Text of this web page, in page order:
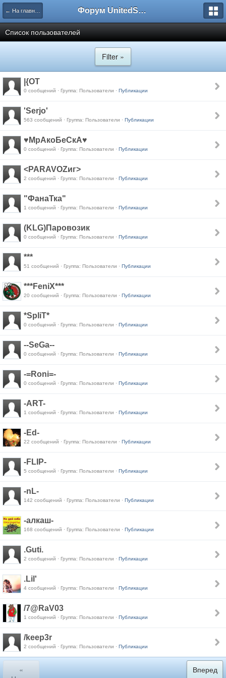
← На главную Форум UnitedSouth
Список пользователей
Filter »
|{OT
0 сообщений · Группа: Пользователи · Публикации
'Serjo'
563 сообщений · Группа: Пользователи · Публикации
♥МрАкоБеСкА♥
0 сообщений · Группа: Пользователи · Публикации
<PARAVOZиг>
2 сообщений · Группа: Пользователи · Публикации
"ФанаТка"
1 сообщений · Группа: Пользователи · Публикации
(KLG)Паровозик
0 сообщений · Группа: Пользователи · Публикации
***
51 сообщений · Группа: Пользователи · Публикации
***FeniX***
20 сообщений · Группа: Пользователи · Публикации
*SpliT*
0 сообщений · Группа: Пользователи · Публикации
--SeGa--
0 сообщений · Группа: Пользователи · Публикации
-=Roni=-
0 сообщений · Группа: Пользователи · Публикации
-ART-
1 сообщений · Группа: Пользователи · Публикации
-Ed-
22 сообщений · Группа: Пользователи · Публикации
-FLIP-
5 сообщений · Группа: Пользователи · Публикации
-nL-
142 сообщений · Группа: Пользователи · Публикации
-алкаш-
168 сообщений · Группа: Пользователи · Публикации
.Guti.
2 сообщений · Группа: Пользователи · Публикации
.Lil'
4 сообщений · Группа: Пользователи · Публикации
/7@RaV03
1 сообщений · Группа: Пользователи · Публикации
/keep3r
2 сообщений · Группа: Пользователи · Публикации
«
Вперед